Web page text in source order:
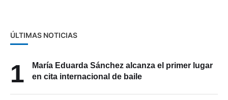
ÚLTIMAS NOTICIAS
1
María Eduarda Sánchez alcanza el primer lugar
en cita internacional de baile